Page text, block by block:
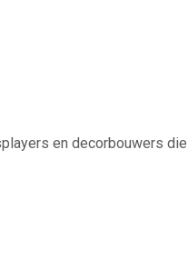
en decorbouwers